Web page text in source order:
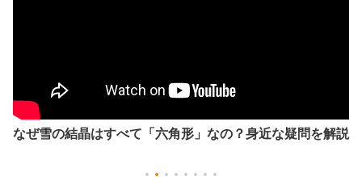
を解説
つらら内部の小さな泡は「気泡」ではなく不純物